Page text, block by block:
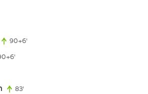
90+6'
83'